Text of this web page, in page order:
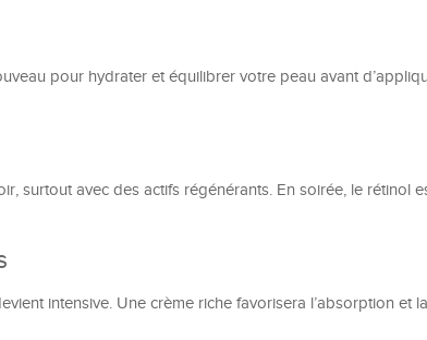
pour hydrater et équilibrer votre peau avant
surtout avec des actifs régénérants. En soirée, le rétinol
intensive. Une crème riche favorisera l’absorption et